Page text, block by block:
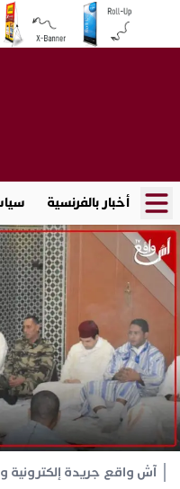
أخبار بالفرنسية
آش واقع جريدة إلكترونية